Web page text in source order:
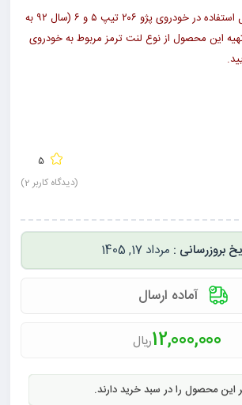
ین مدل لنت ترمز قابل استفاده در خودروی پژو ۲۰۶ تیپ ۵ و ۶ (سال ۹۲ به
این محصول از نوع لنت ترمز مربوط به خودروی
5
(دیدگاه کاربر 2
)
مرداد 17, 1405
آماده ارسال
12,000,000ریال
این محصول را در سبد خرید دارند.